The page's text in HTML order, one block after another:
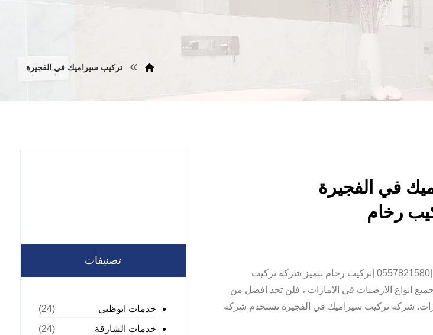
تركيب سيراميك في الفجيرة
في الفجيرة
شركة تركيب سيراميك في الفجيرة |0557821580 |تركيب رخام تتميز شركة تركيب
انواع الارضيات في الامارات ، فلن تجد افضل من
شركة تركيب سيراميك في الفجيرة تستخدم شركة
تصنيفات
خدمات ابوظبي
(24)
خدمات الشارقة
(24)